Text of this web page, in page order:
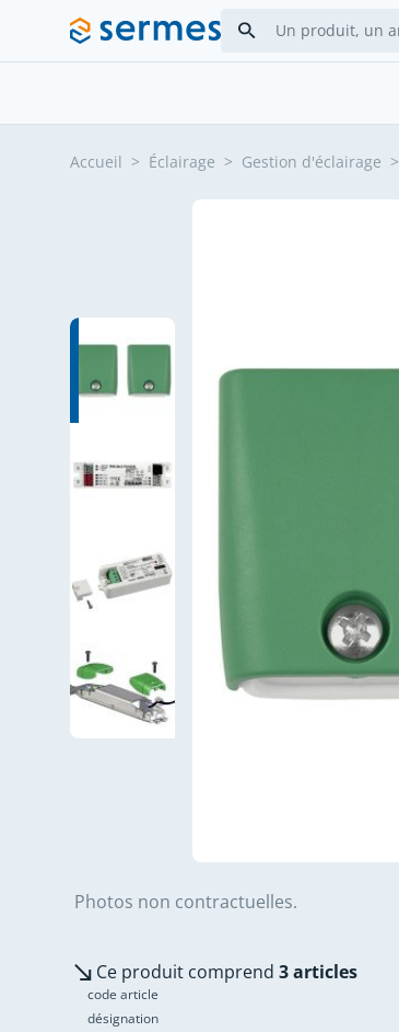
Allez au contenu
Accueil > Éclairage > Gestion d'éclairage >
Photos non contractuelles.
Ce produit comprend 3 articles
code article
désignation